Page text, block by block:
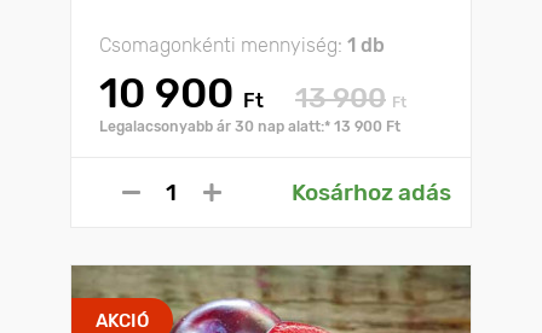
Csomagonkénti mennyiség: 1 db
10 900 Ft 13 900 Ft
Legalacsonyabb ár 30 nap alatt:* 13 900 Ft
Kosárhoz adás
AKCIÓ